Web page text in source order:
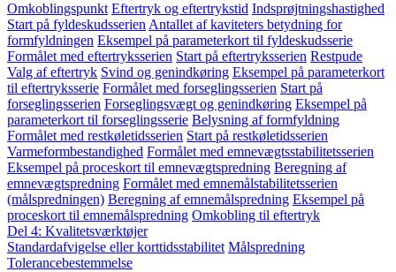
Omkoblingspunkt Eftertryk og eftertrykstid Indsprøjtningshastighed
Start på fyldeskudsserien Antallet af kaviteters betydning for
formfyldningen Eksempel på parameterkort til fyldeskudsserie
Formålet med eftertryksserien Start på eftertryksserien Restpude
Valg af eftertryk Svind og genindkøring Eksempel på parameterkort
til eftertryksserie Formålet med forseglingsserien Start på
forseglingsserien Forseglingsvægt og genindkøring Eksempel på
parameterkort til forseglingsserie Belysning af formfyldning
Formålet med restkøletidsserien Start på restkøletidsserien
Varmeformbestandighed Formålet med emnevægtsstabilitetsserien
Eksempel på proceskort til emnevægtspredning Beregning af
emnevægtspredning Formålet med emnemålstabilitetsserien
(målspredningen) Beregning af emnemålspredning Eksempel på
proceskort til emnemålspredning Omkobling til eftertryk
Del 4: Kvalitetsværktøjer
Standardafvigelse eller korttidsstabilitet Målspredning
Tolerancebestemmelse